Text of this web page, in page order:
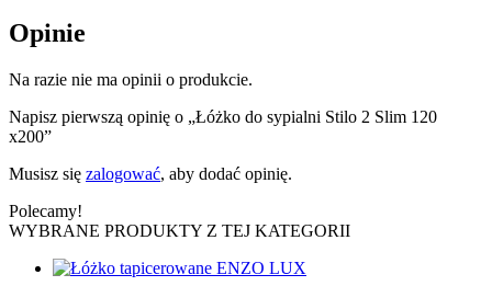
Opinie
Na razie nie ma opinii o produkcie.
Napisz pierwszą opinię o „Łóżko do sypialni Stilo 2 Slim 120
x200”
Musisz się zalogować, aby dodać opinię.
Polecamy!
WYBRANE PRODUKTY Z TEJ KATEGORII